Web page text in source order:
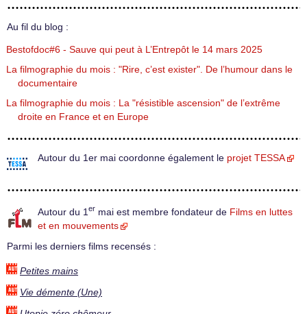
Au fil du blog :
Bestofdoc#6 - Sauve qui peut à L’Entrepôt le 14 mars 2025
La filmographie du mois : "Rire, c’est exister". De l’humour dans le
documentaire
La filmographie du mois : La "résistible ascension" de l’extrême
droite en France et en Europe
Autour du 1er mai coordonne également le projet TESSA
Autour du 1 er mai est membre fondateur de Films en luttes
et en mouvements
Parmi les derniers films recensés :
Petites mains
Vie démente (Une)